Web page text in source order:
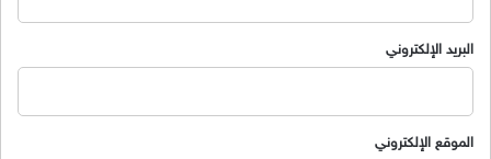
البريد الإلكتروني
الموقع الإلكتروني